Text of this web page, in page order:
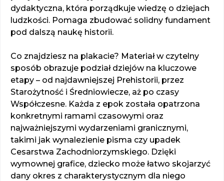
dydaktyczna, która porządkuje wiedzę o dziejach
ludzkości. Pomaga zbudować solidny fundament
pod dalszą naukę historii.
Co znajdziesz na plakacie? Materiał w czytelny
sposób obrazuje podział dziejów na kluczowe
etapy – od najdawniejszej Prehistorii, przez
Starożytność i Średniowiecze, aż po czasy
Współczesne. Każda z epok została opatrzona
konkretnymi ramami czasowymi oraz
najważniejszymi wydarzeniami granicznymi,
takimi jak wynalezienie pisma czy upadek
Cesarstwa Zachodniorzymskiego. Dzięki
wymownej grafice, dziecko może łatwo skojarzyć
dany okres z charakterystycznym dla niego